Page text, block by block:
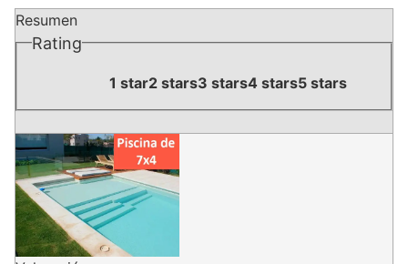
Resumen
Rating
1 star2 stars3 stars4 stars5 stars